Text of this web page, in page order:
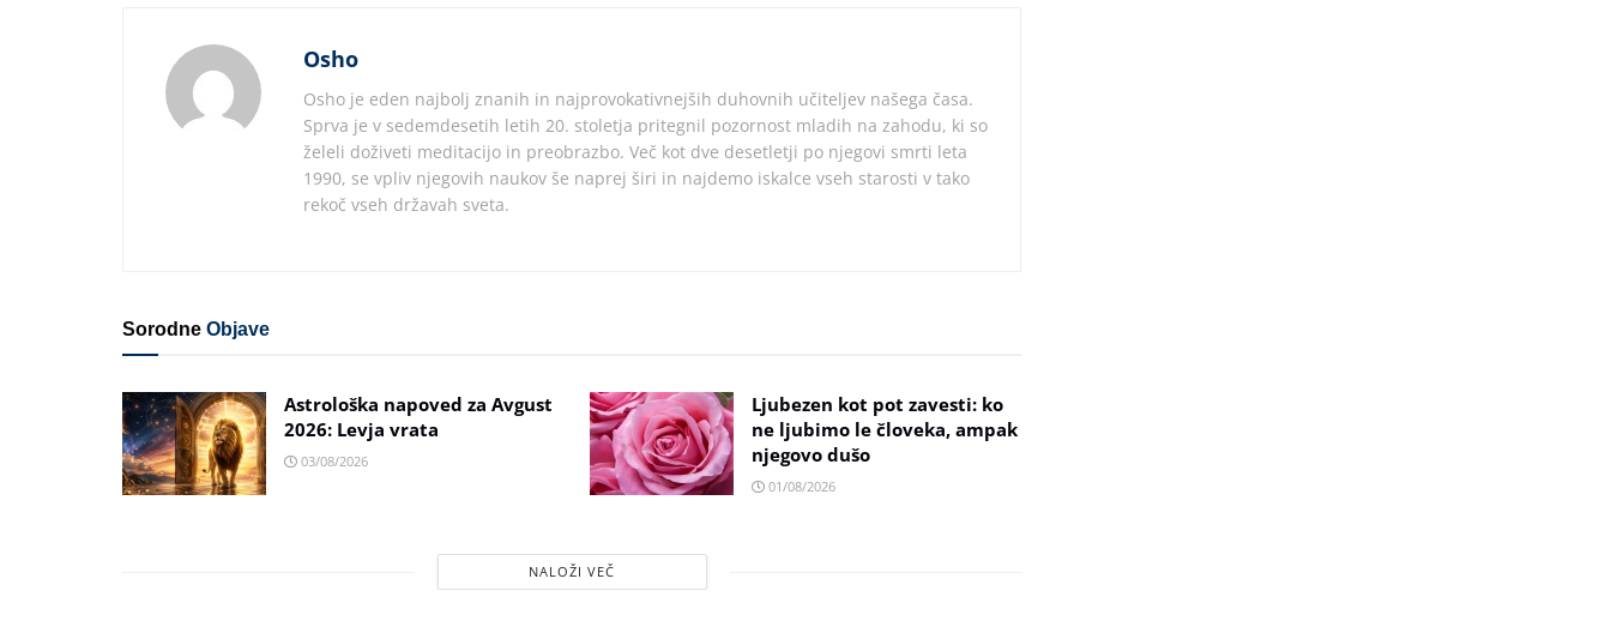
Osho
Osho je eden najbolj znanih in najprovokativnejših duhovnih učiteljev našega časa.
Sprva je v sedemdesetih letih 20. stoletja pritegnil pozornost mladih na zahodu, ki so
želeli doživeti meditacijo in preobrazbo. Več kot dve desetletji po njegovi smrti leta
1990, se vpliv njegovih naukov še naprej širi in najdemo iskalce vseh starosti v tako
rekoč vseh državah sveta.
Sorodne Objave
Astrološka napoved za Avgust
2026: Levja vrata
03/08/2026
Ljubezen kot pot zavesti: ko
ne ljubimo le človeka, ampak
njegovo dušo
01/08/2026
NALOŽI VEČ